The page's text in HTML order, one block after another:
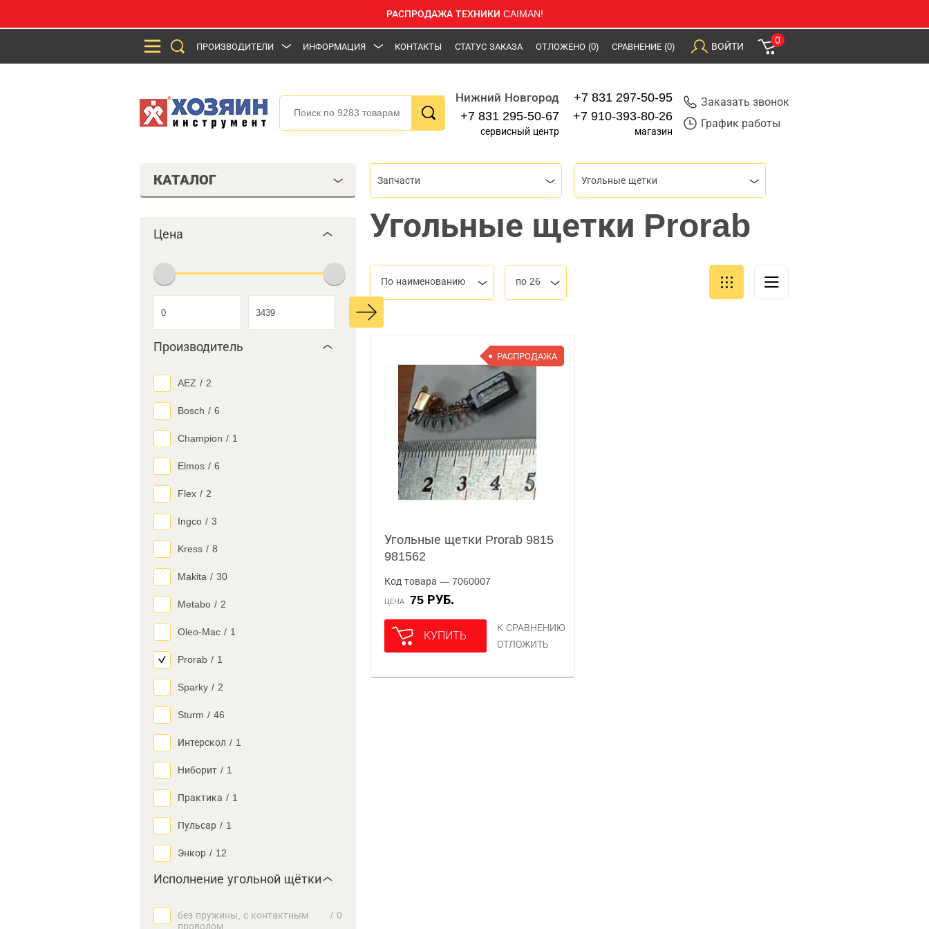
РАСПРОДАЖА ТЕХНИКИ CAIMAN!
ПРОИЗВОДИТЕЛИ ИНФОРМАЦИЯ КОНТАКТЫ СТАТУС ЗАКАЗА ОТЛОЖЕНО (0) СРАВНЕНИЕ (0) ВОЙТИ
0
Нижний Новгород
+7 831 295-50-67
сервисный центр
+7 831 297-50-95
+7 910-393-80-26
магазин
Заказать звонок
График работы
КАТАЛОГ
Цена
Производитель
AEZ / 2
Bosch / 6
Champion / 1
Elmos / 6
Flex / 2
Ingco / 3
Kress / 8
Makita / 30
Metabo / 2
Oleo-Mac / 1
Prorab / 1
Sparky / 2
Sturm / 46
Интерскол / 1
Ниборит / 1
Практика / 1
Пульсар / 1
Энкор / 12
Исполнение угольной щётки
без пружины, с контактным
проводом
/ 0
Запчасти Угольные щетки
Угольные щетки Prorab
По наименованию по 26
РАСПРОДАЖА
Угольные щетки Prorab 9815
981562
Код товара — 7060007
ЦЕНА 75 РУБ.
КУПИТЬ
К СРАВНЕНИЮ
ОТЛОЖИТЬ